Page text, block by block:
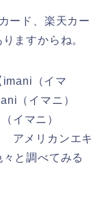
ード、楽天カー
ますからね。
imani（イマ
（イマニ）
（イマニ）
アメリカンエキ
と調べてみる